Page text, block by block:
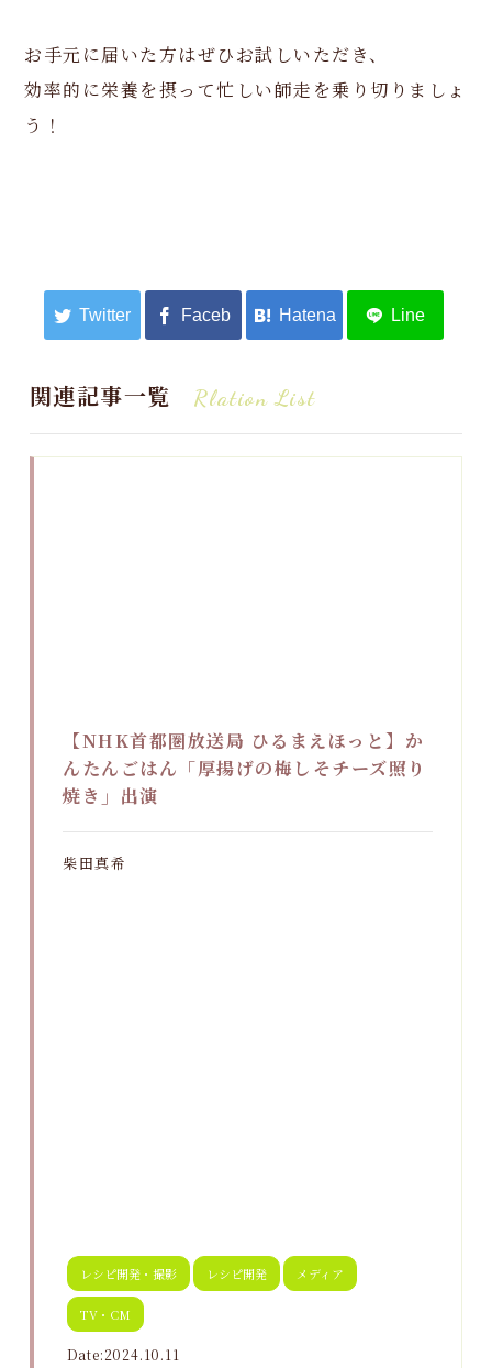
お手元に届いた方はぜひお試しいただき、
効率的に栄養を摂って忙しい師走を乗り切りましょ
う！
関連記事一覧 Rlation List
【NHK首都圏放送局 ひるまえほっと】か
んたんごはん「厚揚げの梅しそチーズ照り
焼き」出演
柴田真希
レシピ開発・撮影 レシピ開発 メディア
TV・CM
Date:2024.10.11